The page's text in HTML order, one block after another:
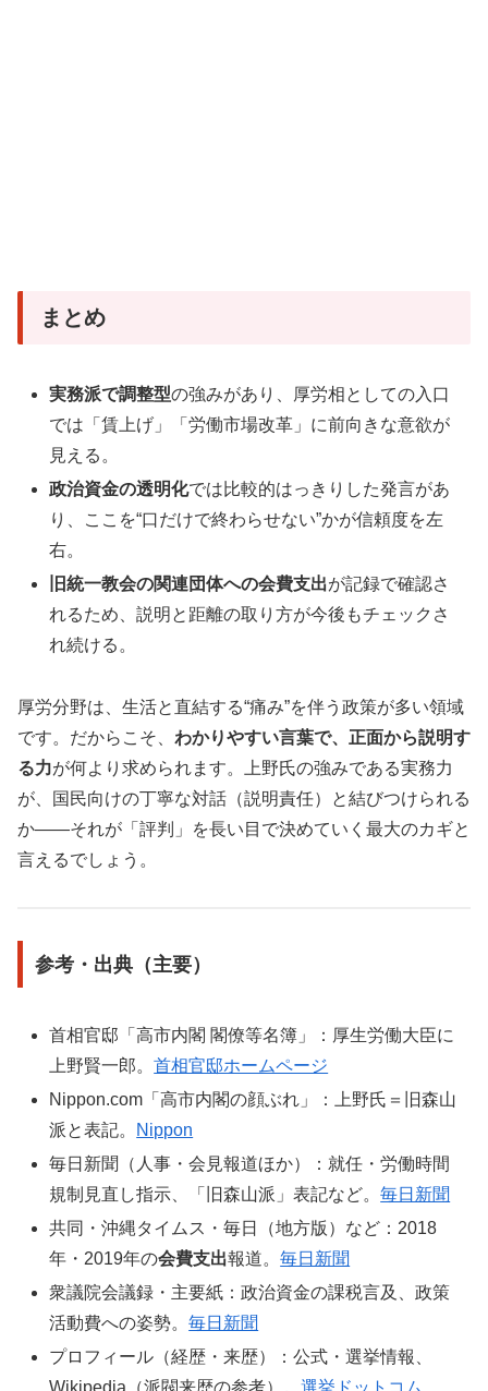
まとめ
実務派で調整型の強みがあり、厚労相としての入口
では「賃上げ」「労働市場改革」に前向きな意欲が
見える。
政治資金の透明化では比較的はっきりした発言があ
り、ここを“口だけで終わらせない”かが信頼度を左
右。
旧統一教会の関連団体への会費支出が記録で確認さ
れるため、説明と距離の取り方が今後もチェックさ
れ続ける。
厚労分野は、生活と直結する“痛み”を伴う政策が多い領域
です。だからこそ、 わかりやすい言葉で、正面から説明す
る力が何より求められます。上野氏の強みである実務力
が、国民向けの丁寧な対話（説明責任）と結びつけられる
か――それが「評判」を長い目で決めていく最大のカギと
言えるでしょう。
参考・出典（主要）
首相官邸「高市内閣 閣僚等名簿」：厚生労働大臣に
上野賢一郎。首相官邸ホームページ
Nippon.com「高市内閣の顔ぶれ」：上野氏＝旧森山
派と表記。
Nippon
毎日新聞（人事・会見報道ほか）：就任・労働時間
規制見直し指示、「旧森山派」表記など。毎日新聞
共同・沖縄タイムス・毎日（地方版）など：2018
年・2019年の会費支出報道。毎日新聞
衆議院会議録・主要紙：政治資金の課税言及、政策
活動費への姿勢。毎日新聞
プロフィール（経歴・来歴）：公式・選挙情報、